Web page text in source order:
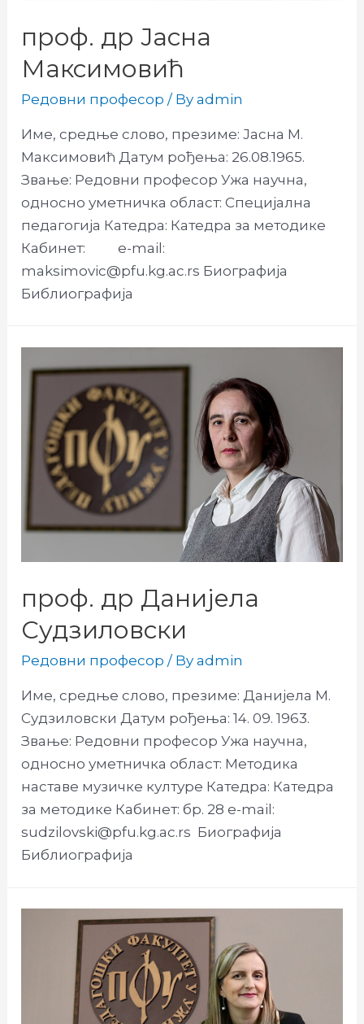
проф. др Јасна
Максимовић
Редовни професор / Byadmin
Име, средње слово, презиме: Јасна М.
Максимовић Датум рођења: 26.08.1965.
Звање: Редовни професор Ужа научна,
односно уметничка област: Специјална
педагогија Катедра: Катедра за методике
Кабинет: e-mail:
maksimovic@pfu.kg.ac.rs Биографија
Библиографија
проф. др Данијела
Судзиловски
Редовни професор / Byadmin
Име, средње слово, презиме: Данијела М.
Судзиловски Датум рођења: 14. 09. 1963.
Звање: Редовни професор Ужа научна,
односно уметничка област: Методика
наставе музичке културе Катедра: Катедра
за методике Кабинет: бр. 28 e-mail:
sudzilovski@pfu.kg.ac.rs Биографија
Библиографија